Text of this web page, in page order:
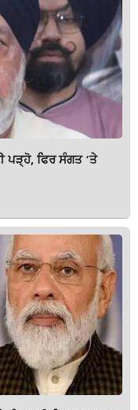
ਪੜ੍ਹੋ, ਫਿਰ ਸੰਗਤ ‘ਤੇ